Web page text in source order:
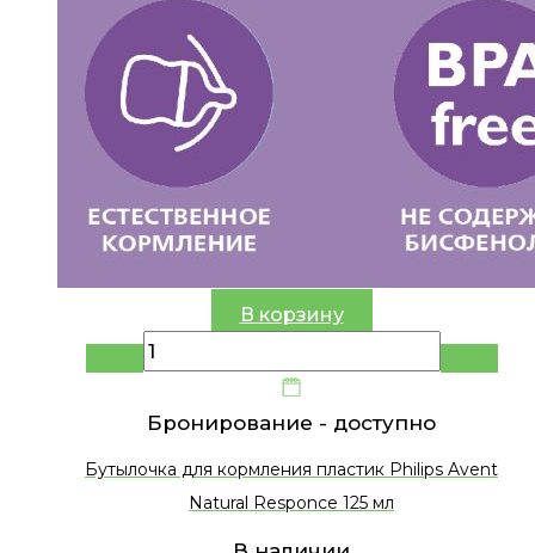
В корзину
Бронирование - доступно
Бутылочка для кормления пластик Philips Avent
Natural Responce 125 мл